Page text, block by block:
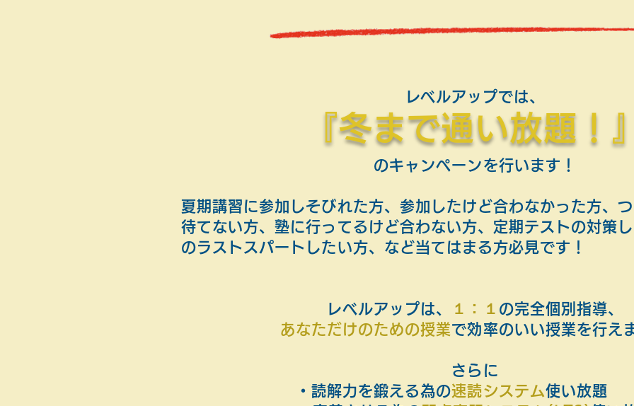
​レベルアップでは、
『冬まで通い放題！
のキャンペーンを行います！
夏期講習に参加しそびれた方、参加したけど合わなかった方、
待てない方、塾に行ってるけど合わない方、定期テストの対策
のラストスパートしたい方、など当てはまる方必見です！
レベルアップは、 １：１ の完全個別指導、
あなただけのための授業で効率のいい授業を行え
さらに
・ 読解力を鍛える為の速読システム使い放